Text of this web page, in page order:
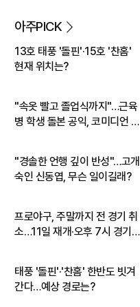
아주PICK
13호 태풍 '돌핀'·15호 '찬홈'
현재 위치는?
"속옷 빨고 졸업식까지"…근육
병 학생 돌본 공익, 코미디언 김
"경솔한 언행 깊이 반성"…고개
숙인 신동엽, 무슨 일이길래?
프로야구, 주말까지 전 경기 취
소…11일 재개·오후 7시 경기
태풍 '돌핀'·'찬홈' 한반도 빗겨
간다…예상 경로는?